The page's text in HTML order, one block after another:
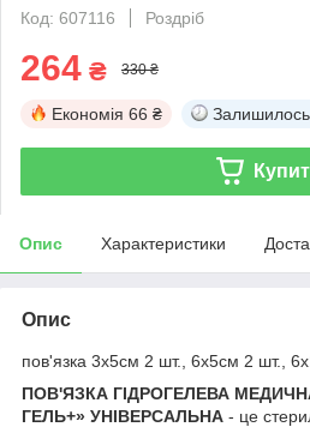
Код: 607116
Роздріб
264 ₴ 330 ₴
Економія 66 ₴ Залишилось
Опис Характеристики
Опис
пов'язка 3х5см 2 шт., 6х5см 2 шт.,
ПОВ'ЯЗКА ГІДРОГЕЛЕВА
ГЕЛЬ+» УНІВЕРСАЛЬНА - це